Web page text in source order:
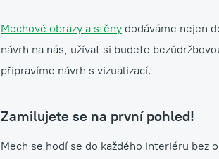
Mechové obrazy a stěny dodáváme nejen
návrh na nás, užívat si budete
připravíme návrh s vizualizací.
Zamilujete se na první pohled!
Mech se hodí se do každého interiéru bez